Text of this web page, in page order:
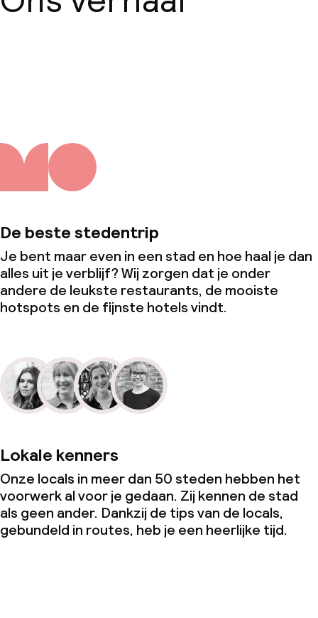
De beste stedentrip
Je bent maar even in een stad en hoe haal je dan
alles uit je verblijf? Wij zorgen dat je onder
andere de leukste restaurants, de mooiste
hotspots en de fijnste hotels vindt.
Lokale kenners
Onze locals in meer dan 50 steden hebben het
voorwerk al voor je gedaan. Zij kennen de stad
als geen ander. Dankzij de tips van de locals,
gebundeld in routes, heb je een heerlijke tijd.